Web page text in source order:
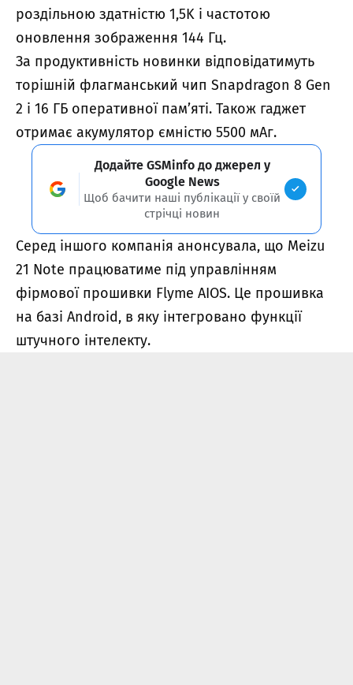
роздільною здатністю 1,5K і частотою
оновлення зображення 144 Гц.
За продуктивність новинки відповідатимуть
торішній флагманський чип Snapdragon 8 Gen
2 і 16 ГБ оперативної пам’яті. Також гаджет
отримає акумулятор ємністю 5500 мАг.
Додайте GSMinfo до джерел у
Google News
Щоб бачити наші публікації у своїй
стрічці новин
Серед іншого компанія анонсувала, що Meizu
21 Note працюватиме під управлінням
фірмової прошивки Flyme AIOS. Це прошивка
на базі Android, в яку інтегровано функції
штучного інтелекту.